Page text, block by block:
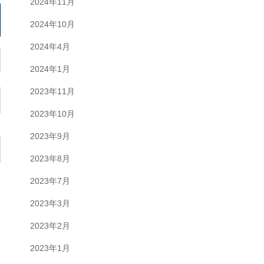
2024年10月
2024年4月
2024年1月
2023年11月
2023年10月
2023年9月
2023年8月
2023年7月
2023年3月
2023年2月
2023年1月